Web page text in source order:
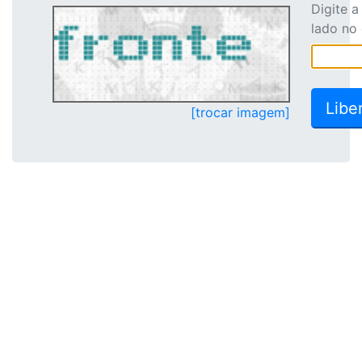
[trocar imagem]
Digite
lado no